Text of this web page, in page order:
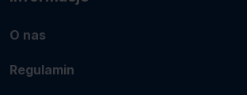
O nas
Regulamin